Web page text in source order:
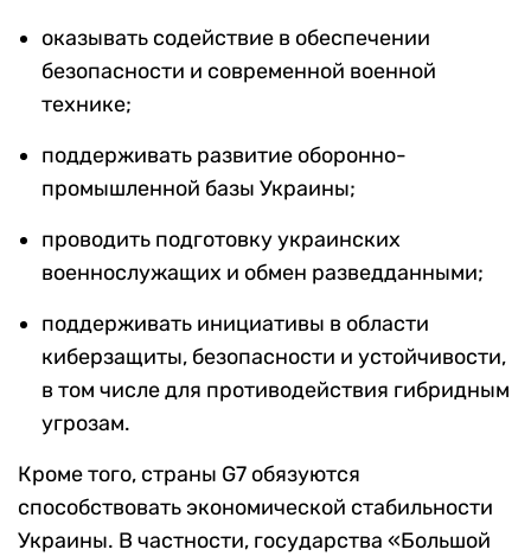
оказывать содействие в обеспечении
безопасности и современной военной
технике;
поддерживать развитие оборонно-
промышленной базы Украины;
проводить подготовку украинских
военнослужащих и обмен разведданными;
поддерживать инициативы в области
киберзащиты, безопасности и устойчивости,
в том числе для противодействия гибридным
угрозам.
Кроме того, страны G7 обязуются
способствовать экономической стабильности
Украины. В частности, государства «Большой